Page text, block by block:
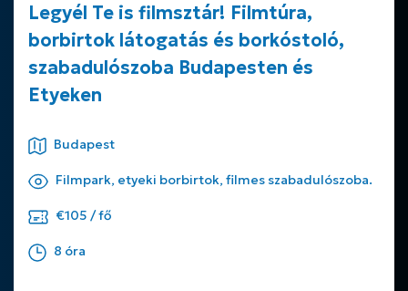
Legyél Te is filmsztár! Filmtúra,
borbirtok látogatás és borkóstoló,
szabadulószoba Budapesten és
Etyeken
Budapest
Filmpark, etyeki borbirtok, filmes szabadulószoba.
€105 / fő
8 óra